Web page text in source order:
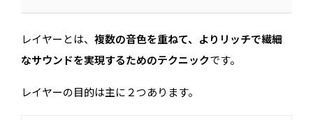
レイヤーとは、複数の音色を重ねて、よりリッチで繊細
なサウンドを実現するためのテクニックです。
レイヤーの目的は主に２つあります。